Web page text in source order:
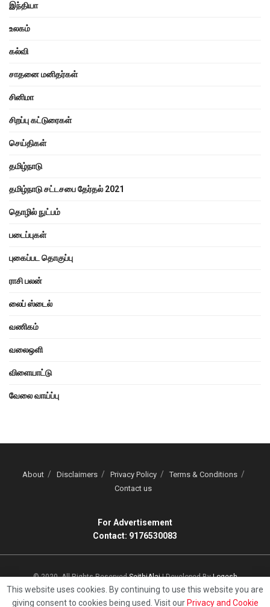
இந்தியா
உலகம்
கல்வி
சாதனை மனிதர்கள்
சினிமா
சிறப்பு கட்டுரைகள்
செய்திகள்
தமிழ்நாடு
தமிழ்நாடு சட்டசபை தேர்தல் 2021
தொழில் நுட்பம்
படைப்புகள்
புகைப்பட தொகுப்பு
ராசி பலன்
லைப் ஸ்டைல்
வணிகம்
வலைஒளி
விளையாட்டு
வேலை வாய்ப்பு
About Disclaimers Privacy Policy
Terms & Conditions
Contact us
For Advertisement
Contact: 9176530083
© 2020, All Rights ReservedSeithiAlai| Developed ByLogesh
This website uses cookies. By continuing to use this website you are
giving consent to cookies being used. Visit our Privacy and Cookie